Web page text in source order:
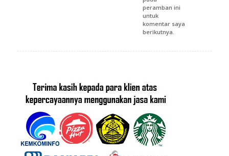
peramban ini
untuk
komentar saya
berikutnya.